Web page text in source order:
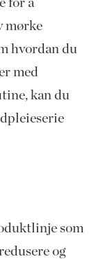
mørke
hvordan du
med
kan du
som
og